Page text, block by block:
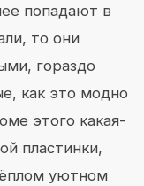
попадают в
то они
гораздо
как это модно
этого какая-
пластинки,
уютном